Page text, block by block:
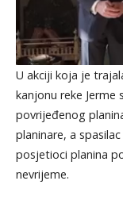
U akciji koja je
kanjonu reke Jerme
povrijeđenog
planinare, a
posjetioci planina
nevrijeme.